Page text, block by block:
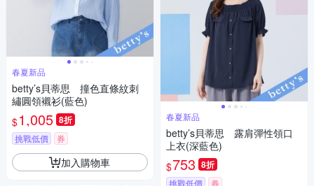
春夏新品
betty’s貝蒂思 撞色直條紋刺
繡圓領襯衫(藍色)
$1,005 8折
挑戰低價 券
加入購物車
春夏新品
betty’s貝蒂思 露肩彈性領口
上衣(深藍色)
$753 8折
挑戰低價 券